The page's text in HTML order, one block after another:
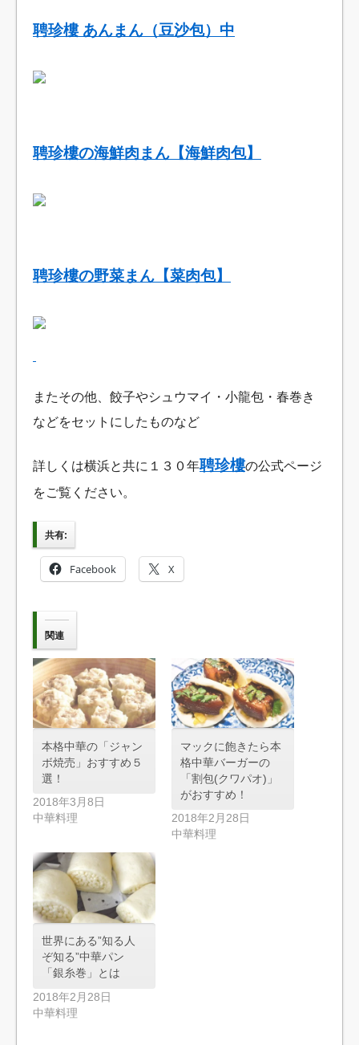
聘珍樓 あんまん（豆沙包）中
聘珍樓の海鮮肉まん【海鮮肉包】
聘珍樓の野菜まん【菜肉包】
またその他、餃子やシュウマイ・小龍包・春巻き
などをセットにしたものなど
詳しくは横浜と共に１３０年聘珍樓の公式ページ
をご覧ください。
共有:
Facebook X
関連
本格中華の「ジャン
ボ焼売」おすすめ５
選！
2018年3月8日
中華料理
マックに飽きたら本
格中華バーガーの
「割包(クワパオ)」
がおすすめ！
2018年2月28日
中華料理
世界にある”知る人
ぞ知る”中華パン
「銀糸巻」とは
2018年2月28日
中華料理